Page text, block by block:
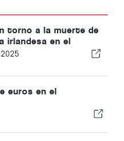
torno a la muerte de
irlandesa en el
euros en el